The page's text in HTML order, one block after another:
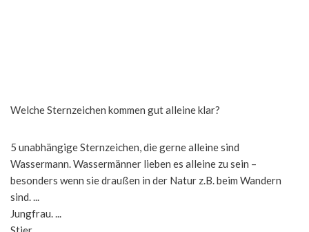
Welche Sternzeichen kommen gut alleine klar?
5 unabhängige Sternzeichen, die gerne alleine sind
Wassermann. Wassermänner lieben es alleine zu sein –
besonders wenn sie draußen in der Natur z.B. beim Wandern
sind. ...
Jungfrau. ...